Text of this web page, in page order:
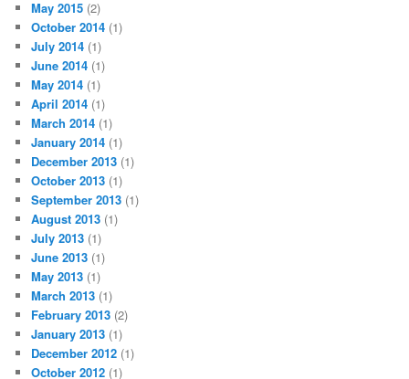
May 2015 (2)
October 2014 (1)
July 2014 (1)
June 2014 (1)
May 2014 (1)
April 2014 (1)
March 2014 (1)
January 2014 (1)
December 2013 (1)
October 2013 (1)
September 2013 (1)
August 2013 (1)
July 2013 (1)
June 2013 (1)
May 2013 (1)
March 2013 (1)
February 2013 (2)
January 2013 (1)
December 2012 (1)
October 2012 (1)